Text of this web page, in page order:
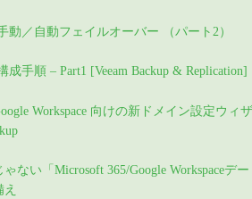
動／自動フェイルオーバー （パート2）
成手順 – Part1 [Veeam Backup & Replication]
Workspace 向けの新ドメイン設定ウィザ
ない「Microsoft 365/Google Workspaceデー